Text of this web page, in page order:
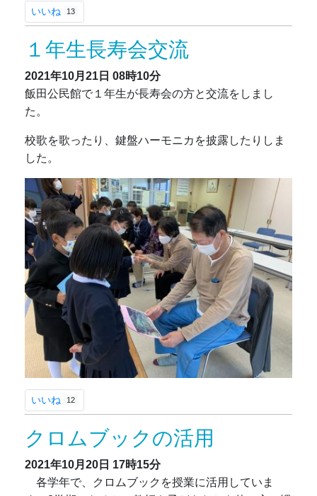
いいね 13
１年生長寿会交流
2021年10月21日 08時10分
飯田公民館で１年生が長寿会の方と交流をしまし
た。
校歌を歌ったり、鍵盤ハーモニカを披露したりしま
した。
いいね 12
クロムブックの活用
2021年10月20日 17時15分
各学年で、クロムブックを授業に活用していま